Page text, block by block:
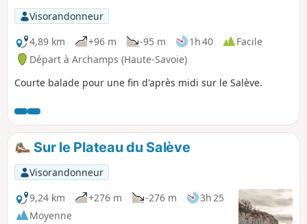
Visorandonneur
4,89 km
+96 m -95 m 1h 40
Facile
Départ à Archamps (Haute-Savoie)
Courte balade pour une fin d'après midi sur le Salève.
Sur le Plateau du Salève
Visorandonneur
9,24 km
+276 m -276 m
3h 25
Moyenne